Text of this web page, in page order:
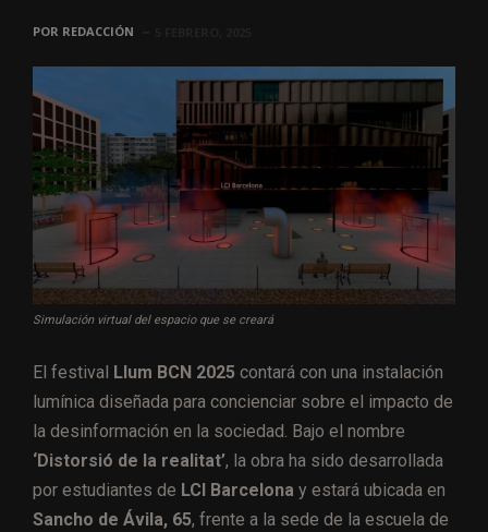
POR REDACCIÓN
Simulación virtual del espacio que se creará
El festival Llum BCN 2025 contará con una instalación
lumínica diseñada para concienciar sobre el impacto de
la desinformación en la sociedad. Bajo el nombre
‘Distorsió de la realitat’, la obra ha sido desarrollada
por estudiantes de LCI Barcelona y estará ubicada en
Sancho de Ávila, 65, frente a la sede de la escuela de